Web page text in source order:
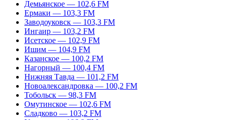
Демьянское — 102,6 FM
Ермаки — 103,3 FM
Заводоуковск — 103,3 FM
Ингаир — 103,2 FM
Исетское — 102,9 FM
Ишим — 104,9 FM
Казанское — 100,2 FM
Нагорный — 100,4 FM
Нижняя Тавда — 101,2 FM
Новоалександровка — 100,2 FM
Тобольск — 98,3 FM
Омутинское — 102,6 FM
Сладково — 103,2 FM